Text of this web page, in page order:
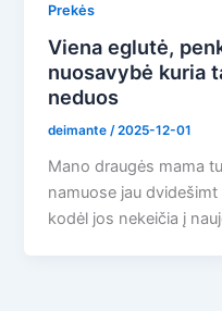
Prekės
Viena eglutė,
nuosavybė kuria
neduos
deimante/2025-12-01
Mano draugės mama
namuose jau
kodėl jos nekeičia į